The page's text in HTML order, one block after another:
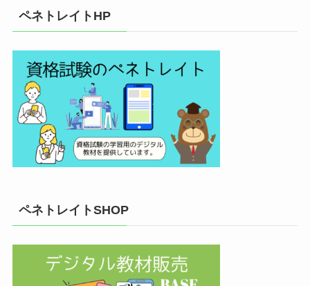
ペネトレイトHP
ペネトレイトSHOP